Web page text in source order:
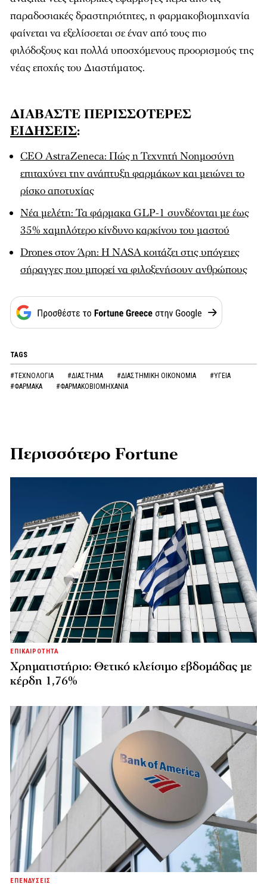
παραδοσιακές δραστηριότητες, η φαρμακοβιομηχανία
φαίνεται να εξελίσσεται σε έναν από τους πιο
φιλόδοξους και πολλά υποσχόμενους προορισμούς της
νέας εποχής του Διαστήματος.
ΔΙΑΒΑΣΤΕ ΠΕΡΙΣΣΟΤΕΡΕΣ
ΕΙΔΗΣΕΙΣ:
CEO AstraZeneca: Πώς η Τεχνητή Νοημοσύνη
επιταχύνει την ανάπτυξη φαρμάκων και μειώνει το
ρίσκο αποτυχίας
Νέα μελέτη: Τα φάρμακα GLP-1 συνδέονται με έως
35% χαμηλότερο κίνδυνο καρκίνου του μαστού
Drones στον Άρη: Η NASA κοιτάζει στις υπόγειες
σήραγγες που μπορεί να φιλοξενήσουν ανθρώπους
TAGS
#ΤΕΧΝΟΛΟΓΙΑ #ΔΙΑΣΤΗΜΑ #ΔΙΑΣΤΗΜΙΚΗ ΟΙΚΟΝΟΜΙΑ
#ΥΓΕΙΑ
#ΦΑΡΜΑΚΑ
#ΦΑΡΜΑΚΟΒΙΟΜΗΧΑΝΙΑ
Περισσότερο Fortune
ΕΠΙΚΑΙΡΟΤΗΤΑ
Χρηματιστήριο: Θετικό κλείσιμο εβδομάδας με
κέρδη 1,76%
ΕΠΕΝΔΥΣΕΙΣ